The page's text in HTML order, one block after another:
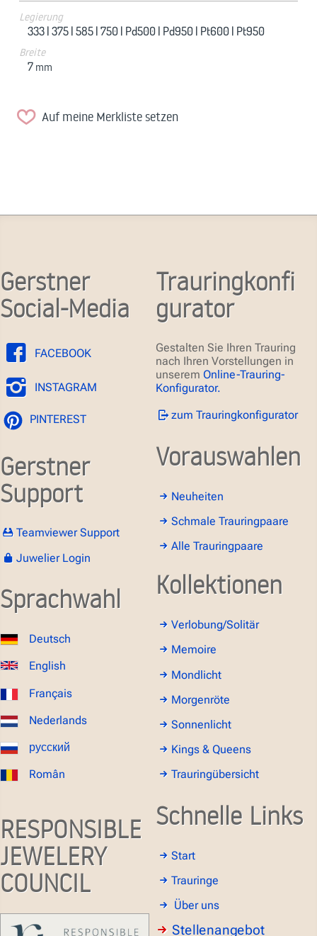
Legierung
333 |375 |585 |750 | Pd500 | Pd950 | Pt600 | Pt950
Breite
7 mm
Auf meine Merkliste setzen
Gerstner
Social-Media
FACEBOOK
INSTAGRAM
PINTEREST
Gerstner
Support
Teamviewer Support
Juwelier Login
Sprachwahl
Deutsch
English
Français
Nederlands
русский
Român
RESPONSIBLE
JEWELERY
COUNCIL
Trauringkonfi
gurator
Gestalten Sie Ihren Trauring
nach Ihren Vorstellungen in
unserem Online-Trauring-
Konfigurator.
zum Trauringkonfigurator
Vorauswahlen
Neuheiten
Schmale Trauringpaare
Alle Trauringpaare
Kollektionen
Verlobung/Solitär
Memoire
Mondlicht
Morgenröte
Sonnenlicht
Kings & Queens
Trauringübersicht
Schnelle Links
Start
Trauringe
Über uns
Stellenangebot